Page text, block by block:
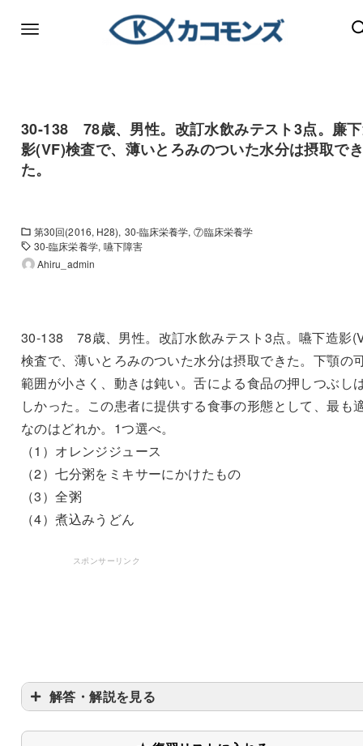
30-138 78歳、男性。改訂水飲みテスト3点。廉
影(VF)検査で、薄いとろみのついた水分は摂取でき
た。
第30回(2016, H28) 30-臨床栄養学 ⑦臨床栄養学
30-臨床栄養学 嚥下障害
Ahiru_admin
30-138 78歳、男性。改訂水飲みテスト3点。嚥下造影
検査で、薄いとろみのついた水分は摂取できた。下顎の
範囲が小さく、動きは鈍い。舌による食品の押しつぶし
しかった。この患者に提供する食事の形態として、最も
なのはどれか。1つ選べ。
（1）オレンジジュース
（2）七分粥をミキサーにかけたもの
（3）全粥
（4）煮込みうどん
スポンサーリンク
解答・解説を見る